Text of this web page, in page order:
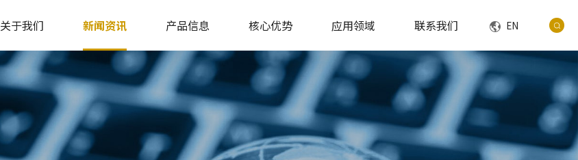
关于我们 新闻资讯 产品信息 核心优势 应用领域 联系我们 EN